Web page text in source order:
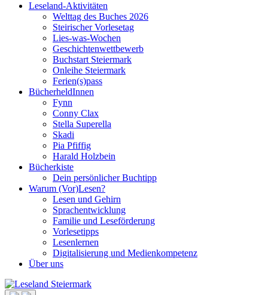
Leseland-Aktivitäten
Welttag des Buches 2026
Steirischer Vorlesetag
Lies-was-Wochen
Geschichtenwettbewerb
Buchstart Steiermark
Onleihe Steiermark
Ferien(s)pass
BücherheldInnen
Fynn
Conny Clax
Stella Superella
Skadi
Pia Pfiffig
Harald Holzbein
Bücherkiste
Dein persönlicher Buchtipp
Warum (Vor)Lesen?
Lesen und Gehirn
Sprachentwicklung
Familie und Leseförderung
Vorlesetipps
Lesenlernen
Digitalisierung und Medienkompetenz
Über uns